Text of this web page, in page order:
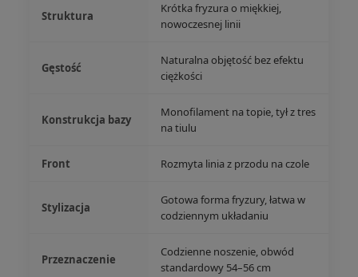
Struktura
Krótka fryzura o miękkiej,
nowoczesnej linii
Gęstość
Naturalna objętość bez efektu
ciężkości
Konstrukcja bazy
Monofilament na topie, tył z tres
na tiulu
Front Rozmyta linia z przodu na czole
Stylizacja
Gotowa forma fryzury, łatwa w
codziennym układaniu
Przeznaczenie
Codzienne noszenie, obwód
standardowy 54–56 cm